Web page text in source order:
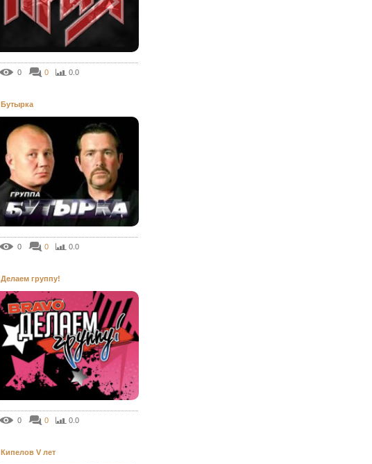
0 0 0.0
Бутырка
0 0 0.0
Делаем группу!
0 0 0.0
Кипелов V лет